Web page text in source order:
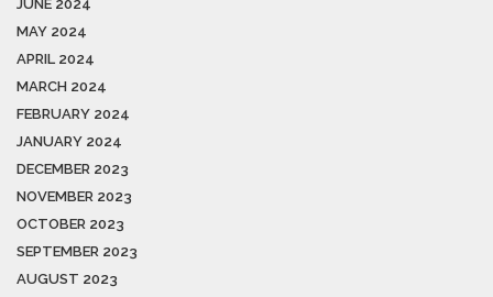
JUNE 2024
MAY 2024
APRIL 2024
MARCH 2024
FEBRUARY 2024
JANUARY 2024
DECEMBER 2023
NOVEMBER 2023
OCTOBER 2023
SEPTEMBER 2023
AUGUST 2023